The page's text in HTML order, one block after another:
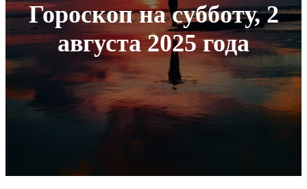
Гороскоп на субботу, 2
августа 2025 года